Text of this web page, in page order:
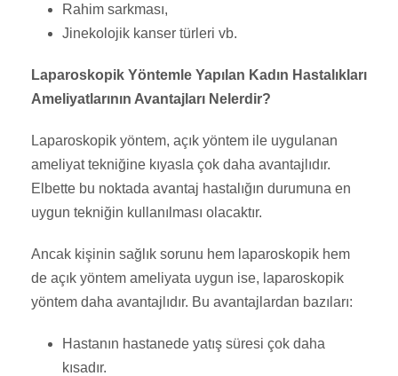
Rahim sarkması,
Jinekolojik kanser türleri vb.
Laparoskopik Yöntemle Yapılan Kadın Hastalıkları
Ameliyatlarının Avantajları Nelerdir?
Laparoskopik yöntem, açık yöntem ile uygulanan
ameliyat tekniğine kıyasla çok daha avantajlıdır.
Elbette bu noktada avantaj hastalığın durumuna en
uygun tekniğin kullanılması olacaktır.
Ancak kişinin sağlık sorunu hem laparoskopik hem
de açık yöntem ameliyata uygun ise, laparoskopik
yöntem daha avantajlıdır. Bu avantajlardan bazıları:
Hastanın hastanede yatış süresi çok daha
kısadır.